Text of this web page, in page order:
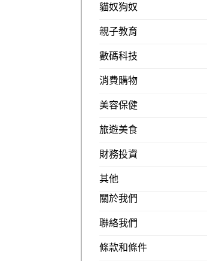
貓奴狗奴
親子教育
數碼科技
消費購物
美容保健
旅遊美食
財務投資
其他
關於我們
聯絡我們
條款和條件